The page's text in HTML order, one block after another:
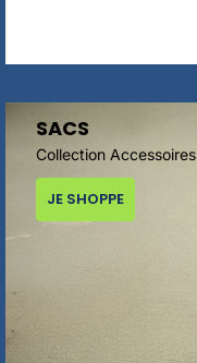
SACS
Collection Accessoires
JE SHOPPE